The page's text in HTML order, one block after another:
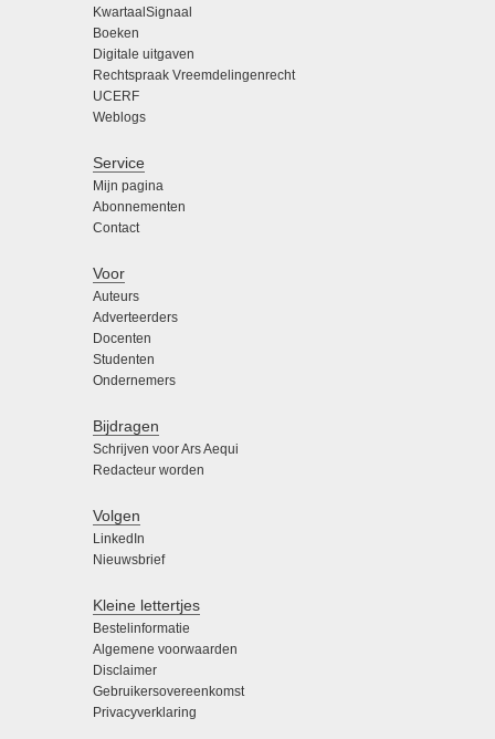
KwartaalSignaal
Boeken
Digitale uitgaven
Rechtspraak Vreemdelingenrecht
UCERF
Weblogs
Service
Mijn pagina
Abonnementen
Contact
Voor
Auteurs
Adverteerders
Docenten
Studenten
Ondernemers
Bijdragen
Schrijven voor Ars Aequi
Redacteur worden
Volgen
LinkedIn
Nieuwsbrief
Kleine lettertjes
Bestelinformatie
Algemene voorwaarden
Disclaimer
Gebruikersovereenkomst
Privacyverklaring